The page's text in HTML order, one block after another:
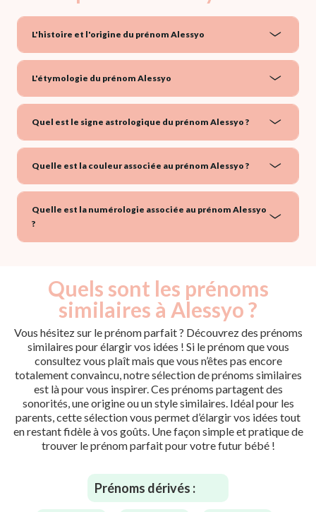
L'histoire et l'origine du prénom Alessyo
L'étymologie du prénom Alessyo
Quel est le signe astrologique du prénom Alessyo ?
Quelle est la couleur associée au prénom Alessyo ?
Quelle est la numérologie associée au prénom Alessyo
?
Quels sont les prénoms
similaires à Alessyo ?
Vous hésitez sur le prénom parfait ? Découvrez des prénoms
similaires pour élargir vos idées ! Si le prénom que vous
consultez vous plaît mais que vous n’êtes pas encore
totalement convaincu, notre sélection de prénoms similaires
est là pour vous inspirer. Ces prénoms partagent des
sonorités, une origine ou un style similaires. Idéal pour les
parents, cette sélection vous permet d’élargir vos idées tout
en restant fidèle à vos goûts. Une façon simple et pratique de
trouver le prénom parfait pour votre futur bébé !
Prénoms dérivés :